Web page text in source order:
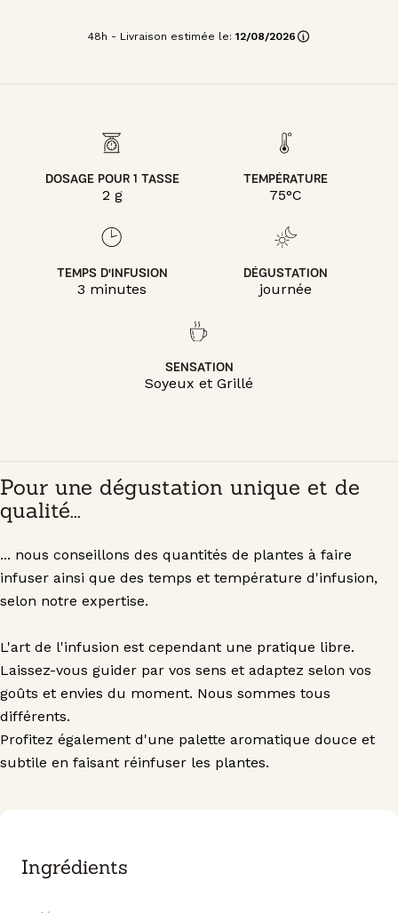
48h - Livraison estimée le: 12/08/2026
DOSAGE POUR 1 TASSE
2 g
TEMPÉRATURE
75°C
TEMPS D'INFUSION
3 minutes
DÉGUSTATION
journée
SENSATION
Soyeux et Grillé
Pour une dégustation unique et de
qualité...
... nous conseillons des quantités de plantes à faire
infuser ainsi que des temps et température d'infusion,
selon notre expertise.
L'art de l'infusion est cependant une pratique libre.
Laissez-vous guider par vos sens et adaptez selon vos
goûts et envies du moment. Nous sommes tous
différents.
Profitez également d'une palette aromatique douce et
subtile en faisant réinfuser les plantes.
Ingrédients